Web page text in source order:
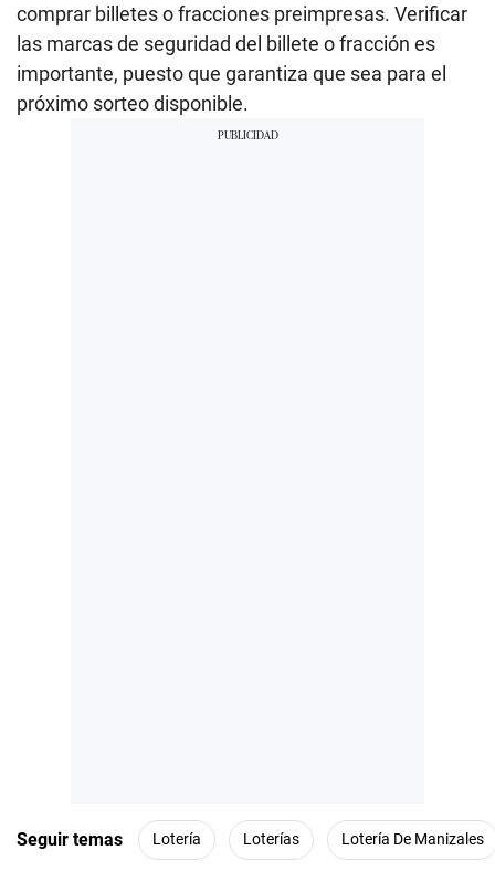
comprar billetes o fracciones preimpresas. Verificar
las marcas de seguridad del billete o fracción es
importante, puesto que garantiza que sea para el
próximo sorteo disponible.
Seguir temas Lotería Loterías Lotería De Manizales